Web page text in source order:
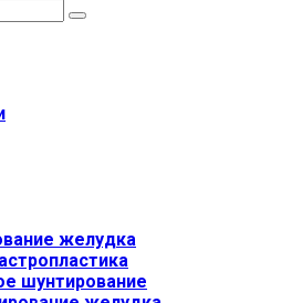
желудка
шунтирование